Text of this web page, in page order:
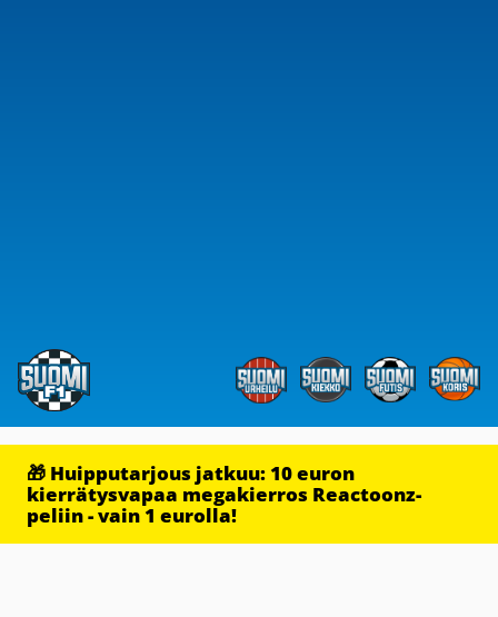
🎁 Huipputarjous jatkuu: 10 euron
kierrätysvapaa megakierros Reactoonz-
peliin - vain 1 eurolla!